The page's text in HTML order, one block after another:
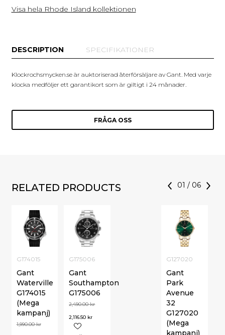
Visa hela Rhode Island kollektionen
DESCRIPTION SPECIFIKATIONER
Klockrochsmycken.se är auktoriserad återförsäljare av Gant. Med varje
klocka medföljer ett garantikort som är giltigt i 24 månader.
FRÅGA OSS
RELATED PRODUCTS 01 / 06
G174015
Gant
Waterville
G174015
(Mega
kampanj)
1,990.00kr
G127020
Gant
Park
Avenue
32
G127020
(Mega
kampanj)
G175006
Gant
Southampton
G175006
2,490.00kr
2,116.50 kr